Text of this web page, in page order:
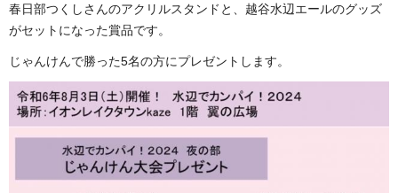
春日部つくしさんのアクリルスタンドと、越谷水辺エールのグッズ
がセットになった賞品です。
じゃんけんで勝った5名の方にプレゼントします。